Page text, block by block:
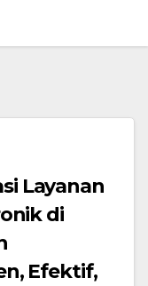
Layanan
di
Efektif,